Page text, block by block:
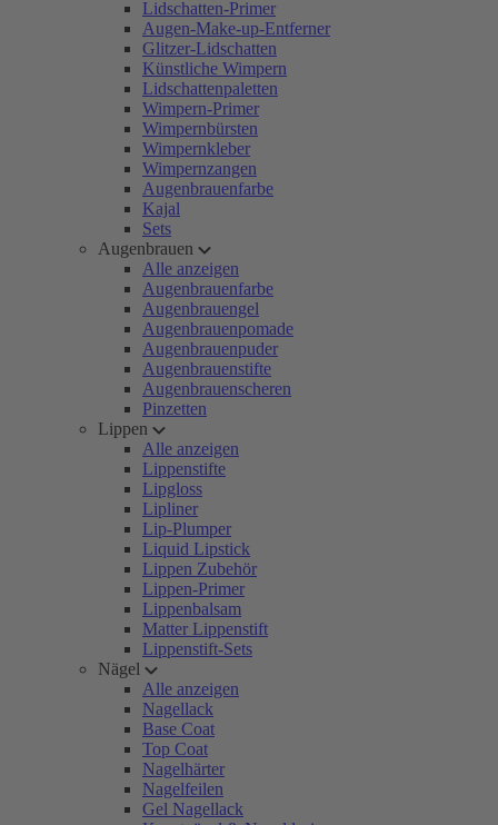
Lidschatten-Primer
Augen-Make-up-Entferner
Glitzer-Lidschatten
Künstliche Wimpern
Lidschattenpaletten
Wimpern-Primer
Wimpernbürsten
Wimpernkleber
Wimpernzangen
Augenbrauenfarbe
Kajal
Sets
Augenbrauen
Alle anzeigen
Augenbrauenfarbe
Augenbrauengel
Augenbrauenpomade
Augenbrauenpuder
Augenbrauenstifte
Augenbrauenscheren
Pinzetten
Lippen
Alle anzeigen
Lippenstifte
Lipgloss
Lipliner
Lip-Plumper
Liquid Lipstick
Lippen Zubehör
Lippen-Primer
Lippenbalsam
Matter Lippenstift
Lippenstift-Sets
Nägel
Alle anzeigen
Nagellack
Base Coat
Top Coat
Nagelhärter
Nagelfeilen
Gel Nagellack